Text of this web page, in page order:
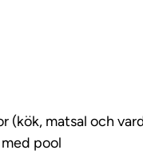
(kök, matsal och
pool